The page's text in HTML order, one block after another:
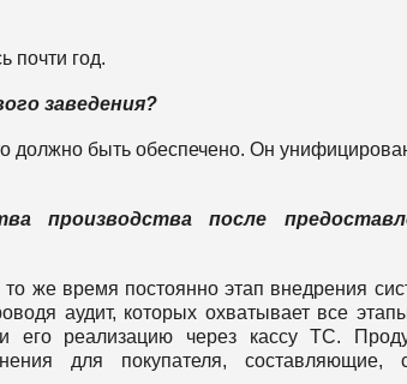
почти год.
заведения?
должно быть обеспечено. Он
производства после
же время постоянно этап внедрения
аудит, которых охватывает все
его реализацию через кассу ТС.
для покупателя, составляющие,